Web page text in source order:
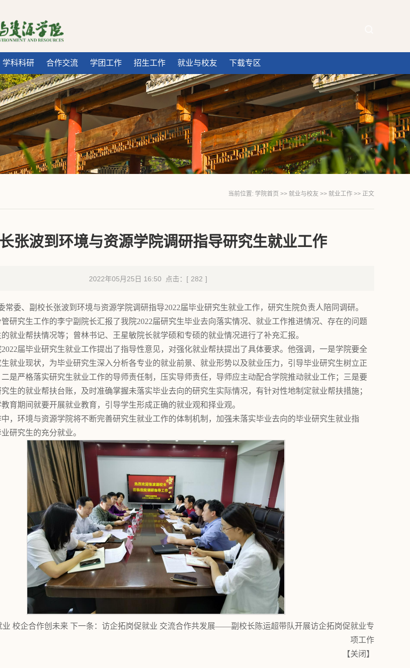
学科科研 合作交流 学团工作 招生工作 就业与校友 下载专区
当前位置: 学院首页 >> 就业与校友 >> 就业工作 >> 正文
张波到环境与资源学院调研指导研究生就业工作
2022年05月25日 16:50 点击：[ 282 ]
常委、副校长张波到环境与资源学院调研指导2022届毕业研究生就业工作，研究生院负责人陪同调研。
研究生工作的李宁副院长汇报了我院2022届研究生毕业去向落实情况、就业工作推进情况、存在的问题
就业帮扶情况等；曾林书记、王星敏院长就学硕和专硕的就业情况进行了补充汇报。
届毕业研究生就业工作提出了指导性意见，对强化就业帮扶提出了具体要求。他强调，一是学院要全
生就业现状，为毕业研究生深入分析各专业的就业前景、就业形势以及就业压力，引导毕业研究生树立正
是严格落实研究生就业工作的导师责任制，压实导师责任，导师应主动配合学院推动就业工作；三是要
生的就业帮扶台账，及时准确掌握未落实毕业去向的研究生实际情况，有针对性地制定就业帮扶措施；
育期间就要开展就业教育，引导学生形成正确的就业观和择业观。
，环境与资源学院将不断完善研究生就业工作的体制机制，加强未落实毕业去向的毕业研究生就业指
研究生的充分就业。
校企合作创未来 下一条： 访企拓岗促就业 交流合作共发展——副校长陈运超带队开展访企拓岗促就业专
项工作
【关闭 】